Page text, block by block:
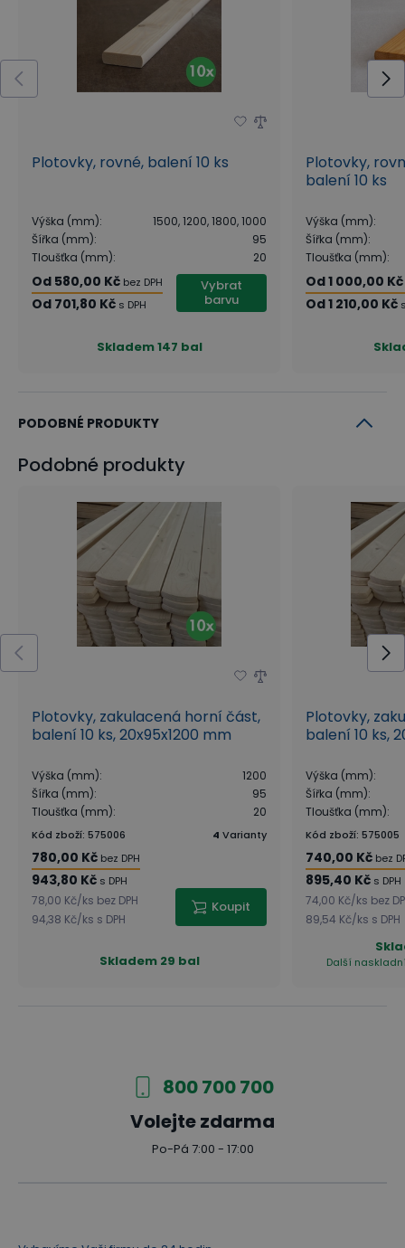
Plotovky, rovné, balení 10 ks
Výška (mm):
1500, 1200, 1800, 1000
Šířka (mm):
95
Tloušťka (mm): 20
Od 580,00 Kč bez DPH
Od 701,80 Kč s DPH
Vybrat
barvu
Skladem147 bal
Plotovky,
balení 10 ks
Výška (mm):
Šířka (mm):
Tloušťka (mm):
Od1 000,00 Kč
Od1 210,00 Kč
PODOBNÉ PRODUKTY
Podobné produkty
Plotovky, zakulacená horní část,
balení 10 ks, 20x95x1200 mm
Výška (mm):
1200
Šířka (mm):
95
Tloušťka (mm): 20
Kód zboží: 575006 4 Varianty
780,00 Kč bez DPH
943,80 Kč s DPH
78,00 Kč/ks bez DPH
94,38 Kč/ks s DPH
Koupit
Skladem 29 bal
Plotovky,
balení 10 ks,
Výška (mm):
Šířka (mm):
Tloušťka (mm):
Kód zboží: 575005
740,00 Kč bez
895,40 Kč s DPH
74,00 Kč/ks bez
89,54 Kč/ks s DPH
Další
800 700 700
Volejte zdarma
Po-Pá 7:00 - 17:00